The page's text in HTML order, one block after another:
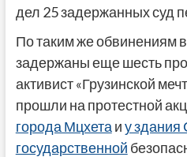
дел 25 задержанных суд
По таким же обвинениям
задержаны еще шесть
активист «Грузинской
прошли на протестной
города Мцхетаиу
государственной